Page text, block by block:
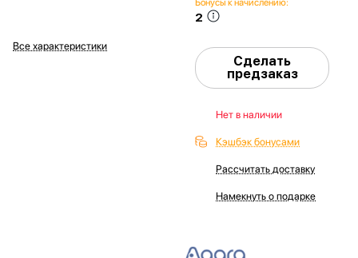
Все характеристики
Бонусы к начислению:
2
Сделать
предзаказ
Нет в наличии
Кэшбэк бонусами
Рассчитать доставку
Намекнуть о подарке